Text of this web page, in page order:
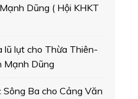
Dũng ( Hội KHKT
lũ lụt cho Thừa Thiên-
Dũng
Ba cho Cảng Văn